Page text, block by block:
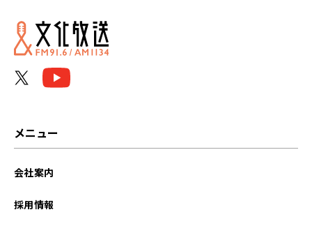
メニュー
会社案内
採用情報